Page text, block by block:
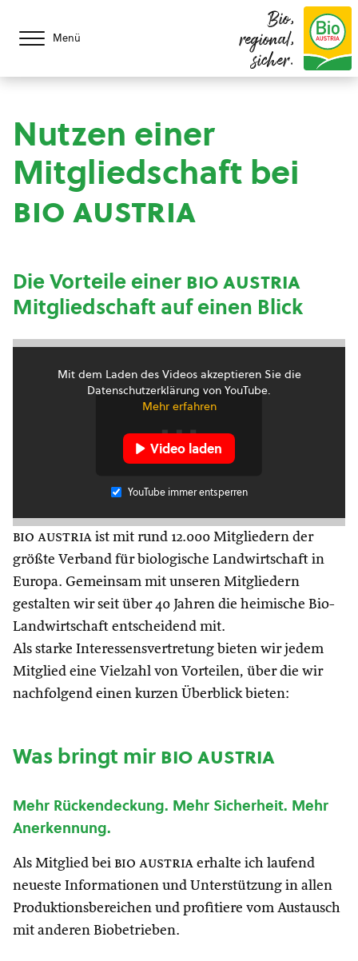
Menü
Bio,
regional,
sicher.
Nutzen einer
Mitgliedschaft bei
bio austria
Die Vorteile einerbio austria
Mitgliedschaft auf einen Blick
Mit dem Laden des Videos akzeptieren Sie die
Datenschutzerklärung von YouTube.
Mehr erfahren
Video laden
YouTube immer entsperren
bio austria ist mit rund 12.000 Mitgliedern der
größte Verband für biologische Landwirtschaft in
Europa. Gemeinsam mit unseren Mitgliedern
gestalten wir seit über 40 Jahren die heimische Bio-
Landwirtschaft entscheidend mit.
Als starke Interessensvertretung bieten wir jedem
Mitglied eine Vielzahl von Vorteilen, über die wir
nachfolgend einen kurzen Überblick bieten:
Was bringt mirbio austria
Mehr Rückendeckung. Mehr Sicherheit. Mehr
Anerkennung.
Als Mitglied bei bio austria erhalte ich laufend
neueste Informationen und Unterstützung in allen
Produktionsbereichen und profitiere vom Austausch
mit anderen Biobetrieben.